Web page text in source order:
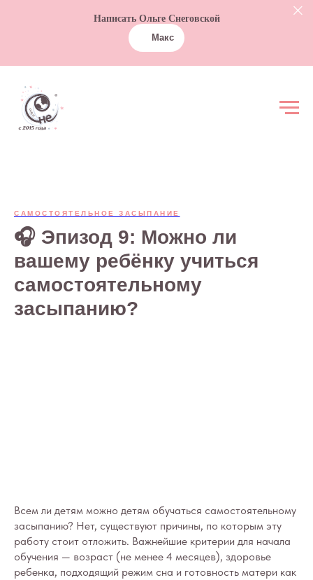
Написать Ольге Снеговской
Макс
САМОСТОЯТЕЛЬНОЕ ЗАСЫПАНИЕ
🎧 Эпизод 9: Можно ли
вашему ребёнку учиться
самостоятельному
засыпанию?
Всем ли детям можно детям обучаться самостоятельному
засыпанию? Нет, существуют причины, по которым эту
работу стоит отложить. Важнейшие критерии для начала
обучения — возраст (не менее 4 месяцев), здоровье
ребенка, подходящий режим сна и готовность матери как